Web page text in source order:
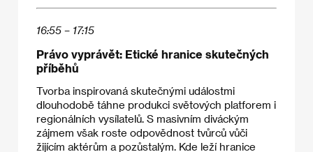
16:55 – 17:15
Právo vyprávět: Etické hranice skutečných
příběhů
Tvorba inspirovaná skutečnými událostmi
dlouhodobě táhne produkci světových platforem i
regionálních vysílatelů. S masivním diváckým
zájmem však roste odpovědnost tvůrců vůči
žijícím aktérům a pozůstalým. Kde leží hranice